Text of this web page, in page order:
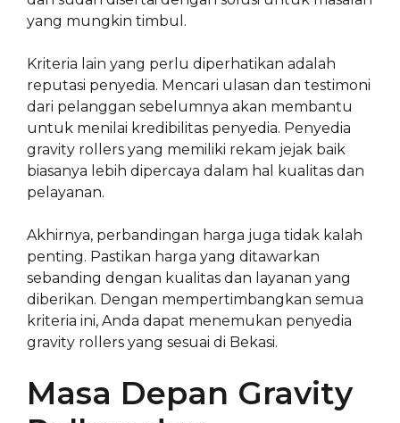
yang mungkin timbul.
Kriteria lain yang perlu diperhatikan adalah
reputasi penyedia. Mencari ulasan dan testimoni
dari pelanggan sebelumnya akan membantu
untuk menilai kredibilitas penyedia. Penyedia
gravity rollers yang memiliki rekam jejak baik
biasanya lebih dipercaya dalam hal kualitas dan
pelayanan.
Akhirnya, perbandingan harga juga tidak kalah
penting. Pastikan harga yang ditawarkan
sebanding dengan kualitas dan layanan yang
diberikan. Dengan mempertimbangkan semua
kriteria ini, Anda dapat menemukan penyedia
gravity rollers yang sesuai di Bekasi.
Masa Depan Gravity